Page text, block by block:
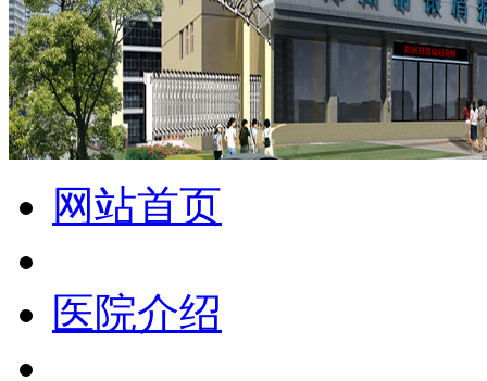
网站首页
医院介绍